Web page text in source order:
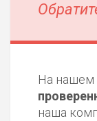
На нашем
наша